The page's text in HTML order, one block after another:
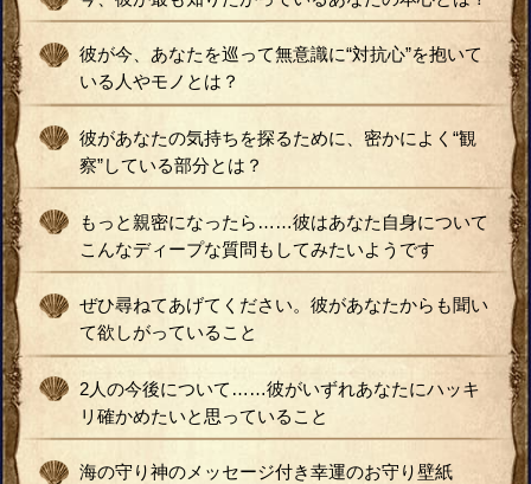
彼が今、あなたを巡って無意識に“対抗心”を抱いて
いる人やモノとは？
彼があなたの気持ちを探るために、密かによく“観
察”している部分とは？
もっと親密になったら……彼はあなた自身について
こんなディープな質問もしてみたいようです
ぜひ尋ねてあげてください。彼があなたからも聞い
て欲しがっていること
2人の今後について……彼がいずれあなたにハッキ
リ確かめたいと思っていること
海の守り神のメッセージ付き幸運のお守り壁紙